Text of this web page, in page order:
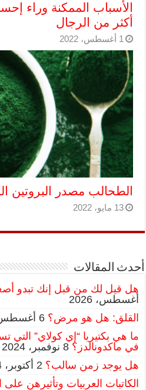
الأسباب الممكنة وراء
أكثر من الرجال
1 أغسطس، 2022
الطحالب مصدر البروتين
13 مايو، 2022
أحدث المقالات
هل قيل لك من قبل إنك تبدو
أغسطس، 2026
القلق: هل هو مرض؟ 6 أغسطس، 2026
ما هي بكتيريا “إي كولاي” التي
في ماكدونالدز؟ 8 نوفمبر، 2024
هل يوجد زمن سالب؟ 2 أكتوبر، 2024
الكاتبات العربيات وتأثيرهن على